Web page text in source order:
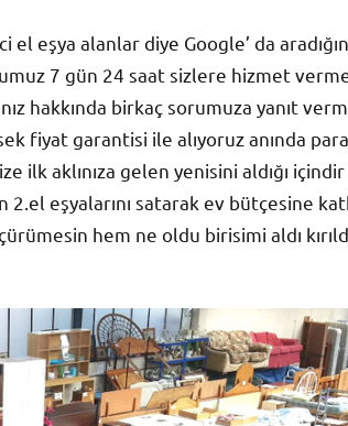
el eşya alanlar diye Google’ da
7 gün 24 saat sizlere hizmet
hakkında birkaç sorumuza yanıt
fiyat garantisi ile alıyoruz anında
ilk aklınıza gelen yenisini aldığı
eşyalarını satarak ev bütçesine
hem ne oldu birisimi aldı